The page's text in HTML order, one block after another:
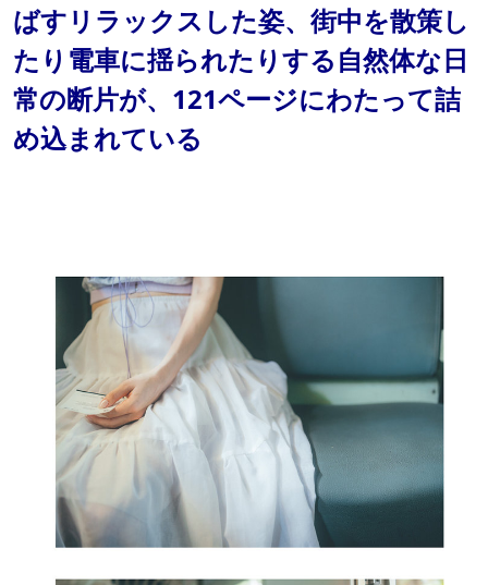
ばすリラックスした姿、街中を散策し
たり電車に揺られたりする自然体な日
常の断片が、121ページにわたって詰
め込まれている